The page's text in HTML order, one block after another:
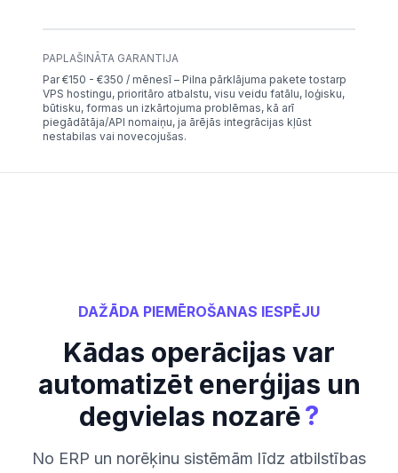
PAPLAŠINĀTA GARANTIJA
Par €150 - €350 / mēnesī – Pilna pārklājuma pakete tostarp
VPS hostingu, prioritāro atbalstu, visu veidu fatālu, loģisku,
būtisku, formas un izkārtojuma problēmas, kā arī
piegādātāja/API nomaiņu, ja ārējās integrācijas kļūst
nestabilas vai novecojušas.
DAŽĀDA PIEMĒROŠANAS IESPĒJU
Kādas operācijas var
automatizēt enerģijas un
degvielas nozarē?
No ERP un norēķinu sistēmām līdz atbilstības